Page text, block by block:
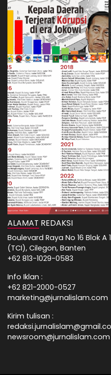
ALAMAT REDAKSI
Boulevard Raya No 16 Blok
(TCI), Cilegon, Banten
+62 813-1029-0583
Info Iklan :
+62 821-2000-0527
marketing@jurnalislam.com
Kirim tulisan :
newsroom@jurnalislam.com